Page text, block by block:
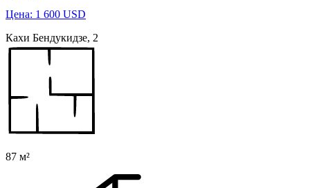
Цена: 1 600 USD
Кахи Бендукидзе, 2
87 м²